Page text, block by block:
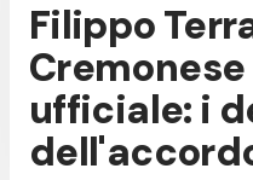
Filippo
ufficiale: i